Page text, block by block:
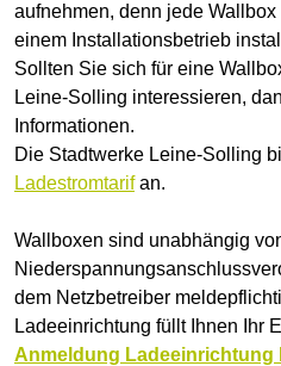
aufnehmen, denn jede
einem Installationsbetrieb
Sollten Sie sich für eine
Leine-Solling interessieren,
Informationen.
Die Stadtwerke Leine-Solling
Ladestromtarifan.
Wallboxen sind unabhängig
dem Netzbetreiber
Ladeeinrichtung füllt Ihnen Ihr
Anmeldung Ladeeinrichtung